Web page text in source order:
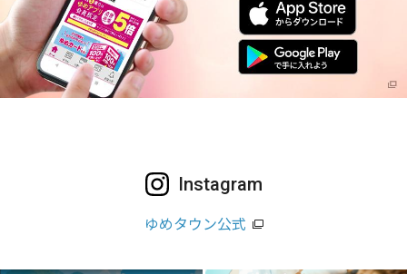
Instagram
ゆめタウン公式